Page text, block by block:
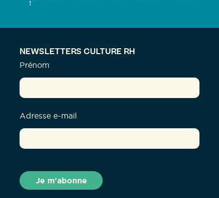
!
NEWSLETTERS CULTURE RH
Prénom
Adresse e-mail